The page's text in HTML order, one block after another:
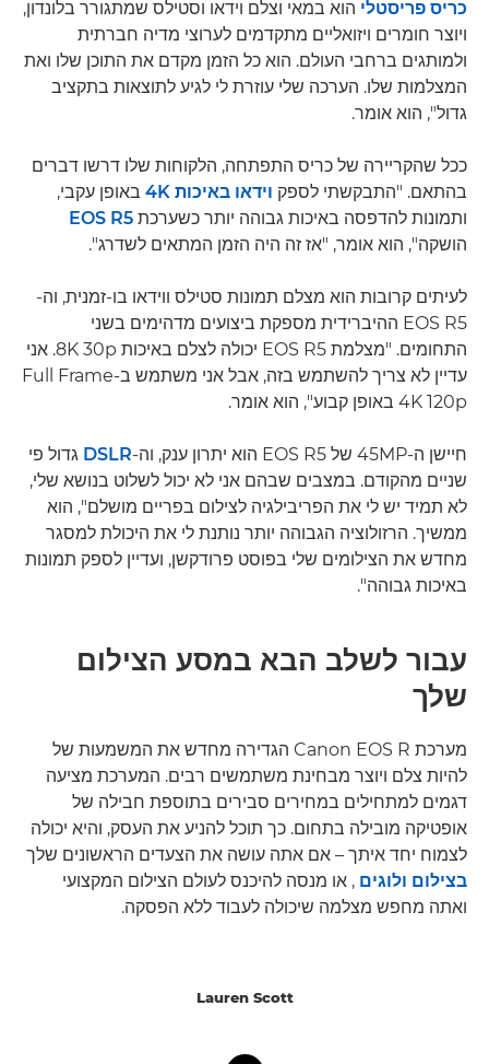
כריס פריסטלי הוא במאי וצלם וידאו וסטילס שמתגורר בלונדון,
ויוצר חומרים ויזואליים מתקדמים לערוצי מדיה חברתית
ולמותגים ברחבי העולם. הוא כל הזמן מקדם את התוכן שלו ואת
המצלמות שלו. הערכה שלי עוזרת לי לגיע לתוצאות בתקציב
גדול", הוא אומר.
ככל שהקריירה של כריס התפתחה, הלקוחות שלו דרשו דברים
בהתאם. "התבקשתי לספק וידאו באיכות 4K
באופן עקבי,
ותמונות להדפסה באיכות גבוהה יותר כשערכת EOS R5
הושקה", הוא אומר, "אז זה היה הזמן המתאים לשדרג".
לעיתים קרובות הוא מצלם תמונות סטילס ווידאו בו-זמנית, וה-
EOS R5 ההיברידית מספקת ביצועים מדהימים בשני
התחומים. "מצלמת EOS R5 יכולה לצלם באיכות 8K 30p. אני
עדיין לא צריך להשתמש בזה, אבל אני משתמש ב-Full Frame
4K 120p באופן קבוע", הוא אומר.
חיישן ה-45MP של EOS R5 הוא יתרון ענק, וה- DSLR גדול פי
שניים מהקודם. במצבים שבהם אני לא יכול לשלוט בנושא שלי,
לא תמיד יש לי את הפריבילגיה לצילום בפריים מושלם", הוא
ממשיך. הרזולוציה הגבוהה יותר נותנת לי את היכולת למסגר
מחדש את הצילומים שלי בפוסט פרודקשן, ועדיין לספק תמונות
באיכות גבוהה".
עבור לשלב הבא במסע הצילום
שלך
מערכת Canon EOS R הגדירה מחדש את המשמעות של
להיות צלם ויוצר מבחינת משתמשים רבים. המערכת מציעה
דגמים למתחילים במחירים סבירים בתוספת חבילה של
אופטיקה מובילה בתחום. כך תוכל להניע את העסק, והיא יכולה
לצמוח יחד איתך – אם אתה עושה את הצעדים הראשונים שלך
בצילום ולוגים , או מנסה להיכנס לעולם הצילום המקצועי
ואתה מחפש מצלמה שיכולה לעבוד ללא הפסקה.
Lauren Scott